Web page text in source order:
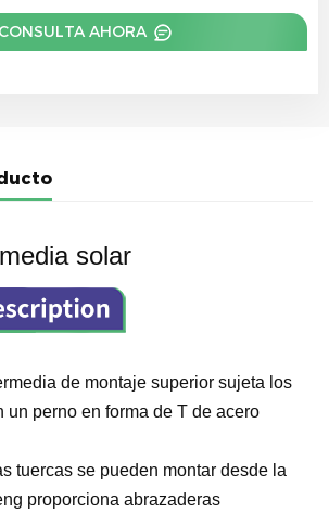
CONSULTA AHORA
solar
de montaje superior sujeta los
un perno en forma de T de acero
tuercas se pueden montar desde la
proporciona abrazaderas